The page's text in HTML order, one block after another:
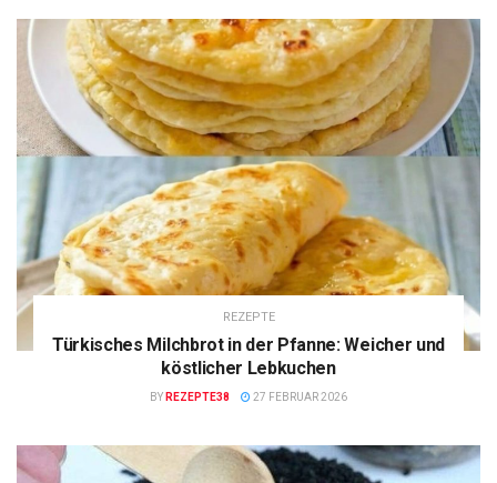
REZEPTE
Türkisches Milchbrot in der Pfanne: Weicher und
köstlicher Lebkuchen
BY REZEPTE38 27 FEBRUAR 2026